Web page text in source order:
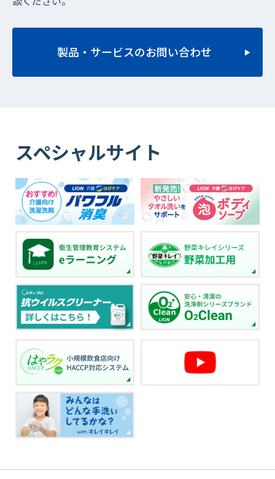
製品・サービスのお問い合わせ
スペシャルサイト